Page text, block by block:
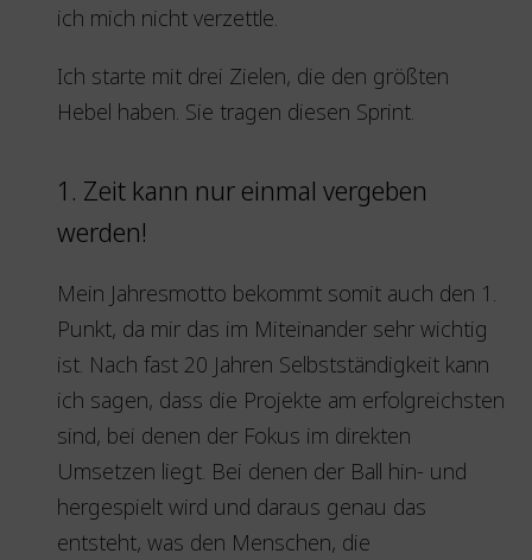
ich mich nicht verzettle.
Ich starte mit drei Zielen, die den größten
Hebel haben. Sie tragen diesen Sprint.
1. Zeit kann nur einmal vergeben
werden!
Mein Jahresmotto bekommt somit auch den 1.
Punkt, da mir das im Miteinander sehr wichtig
ist. Nach fast 20 Jahren Selbstständigkeit kann
ich sagen, dass die Projekte am erfolgreichsten
sind, bei denen der Fokus im direkten
Umsetzen liegt. Bei denen der Ball hin- und
hergespielt wird und daraus genau das
entsteht, was den Menschen, die